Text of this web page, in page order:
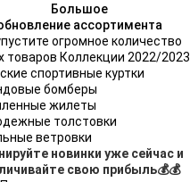
Большое
ассортимента
огромное количество
товаров Коллекции 2022/2023
спортивные куртки
бомберы
жилеты
толстовки
ветровки
новинки уже сейчас и
свою прибыль💰💰